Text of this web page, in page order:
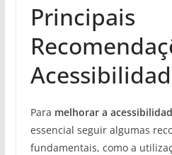
Principais
Para melhorar a
essencial seguir algumas
fundamentais, como a